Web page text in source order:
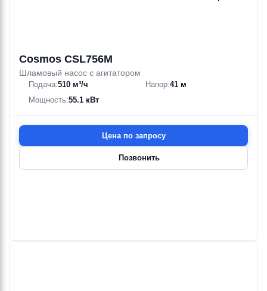
Cosmos CSL756M
Шламовый насос с агитатором
Подача:510 м³/ч Напор:41 м
Мощность:55.1 кВт
Цена по запросу
Позвонить